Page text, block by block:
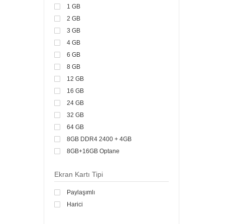
1 GB
2 GB
3 GB
4 GB
6 GB
8 GB
12 GB
16 GB
24 GB
32 GB
64 GB
8GB DDR4 2400 + 4GB
8GB+16GB Optane
48 GB
Ekran Kartı Tipi
Paylaşımlı
Harici